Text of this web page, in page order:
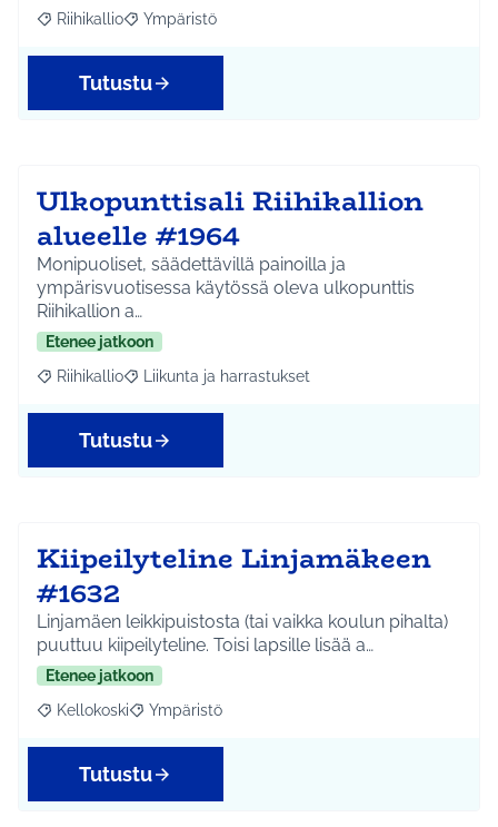
Rajaa tulokset aihepiirin mukaan: Riihikallio
Riihikallio Rajaa tulokset teeman mukaan: Ympäristö
Ympäristö
Tutustu
Ulkopunttisali Riihikallion
alueelle #1964
Monipuoliset, säädettävillä painoilla ja
ympärisvuotisessa käytössä oleva ulkopunttis
Riihikallion a…
Etenee jatkoon
Rajaa tulokset aihepiirin mukaan: Riihikallio
Riihikallio Rajaa tulokset teeman mukaan: Liikunta ja
Liikunta ja harrastukset
Tutustu
Kiipeilyteline Linjamäkeen
#1632
Linjamäen leikkipuistosta (tai vaikka koulun pihalta)
puuttuu kiipeilyteline. Toisi lapsille lisää a…
Etenee jatkoon
Rajaa tulokset aihepiirin mukaan: Kellokoski
Kellokoski Rajaa tulokset teeman mukaan: Ympäristö
Ympäristö
Tutustu